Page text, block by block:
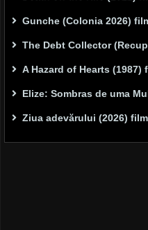
Gunche (Colonia 2026)
The Debt Collector
A Hazard of Hearts
Elize: Sombras de uma
Ziua adevărului (2026)